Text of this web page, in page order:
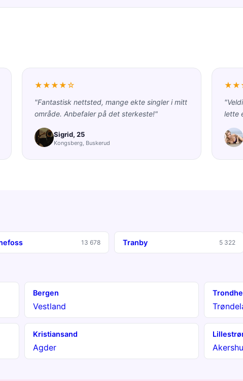
★★★★☆
"Fantastisk nettsted, mange ekte singler i mitt
område. Anbefaler på det sterkeste!"
Sigrid, 25
Kongsberg, Buskerud
lette
13 678 Tranby 5 322
Bergen
Vestland
Kristiansand
Agder